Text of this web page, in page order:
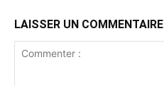
LAISSER UN COMMENTAIRE